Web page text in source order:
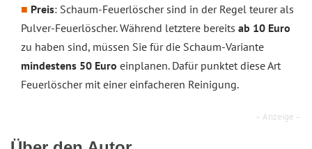
Preis: Schaum-Feuerlöscher sind in der Regel teurer als
Pulver-Feuerlöscher. Während letztere bereits ab 10 Euro
zu haben sind, müssen Sie für die Schaum-Variante
mindestens 50 Euro einplanen. Dafür punktet diese Art
Feuerlöscher mit einer einfacheren Reinigung.
– Anzeige –